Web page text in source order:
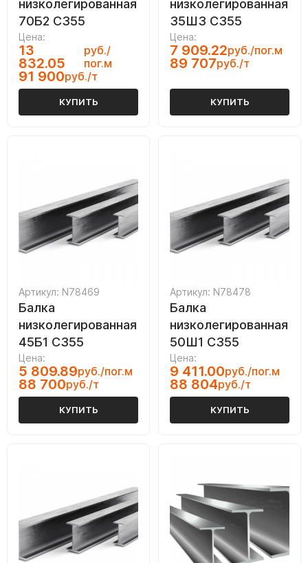
низколегированная
70Б2 С355
Цена:
13
832.05
руб./
пог.м
91 900руб./т
КУПИТЬ
низколегированная
35Ш3 С355
Цена:
7 909.22руб./пог.м
89 707руб./т
КУПИТЬ
Артикул: N78469
Балка
низколегированная
45Б1 С355
Цена:
5 809.89руб./пог.м
88 700руб./т
КУПИТЬ
Артикул: N78478
Балка
низколегированная
50Ш1 С355
Цена:
9 411.00руб./пог.м
88 804руб./т
КУПИТЬ